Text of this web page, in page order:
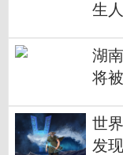
生
湖
将
世
发